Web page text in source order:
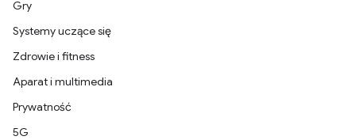
Gry
Systemy uczące się
Zdrowie i fitness
Aparat i multimedia
Prywatność
5G